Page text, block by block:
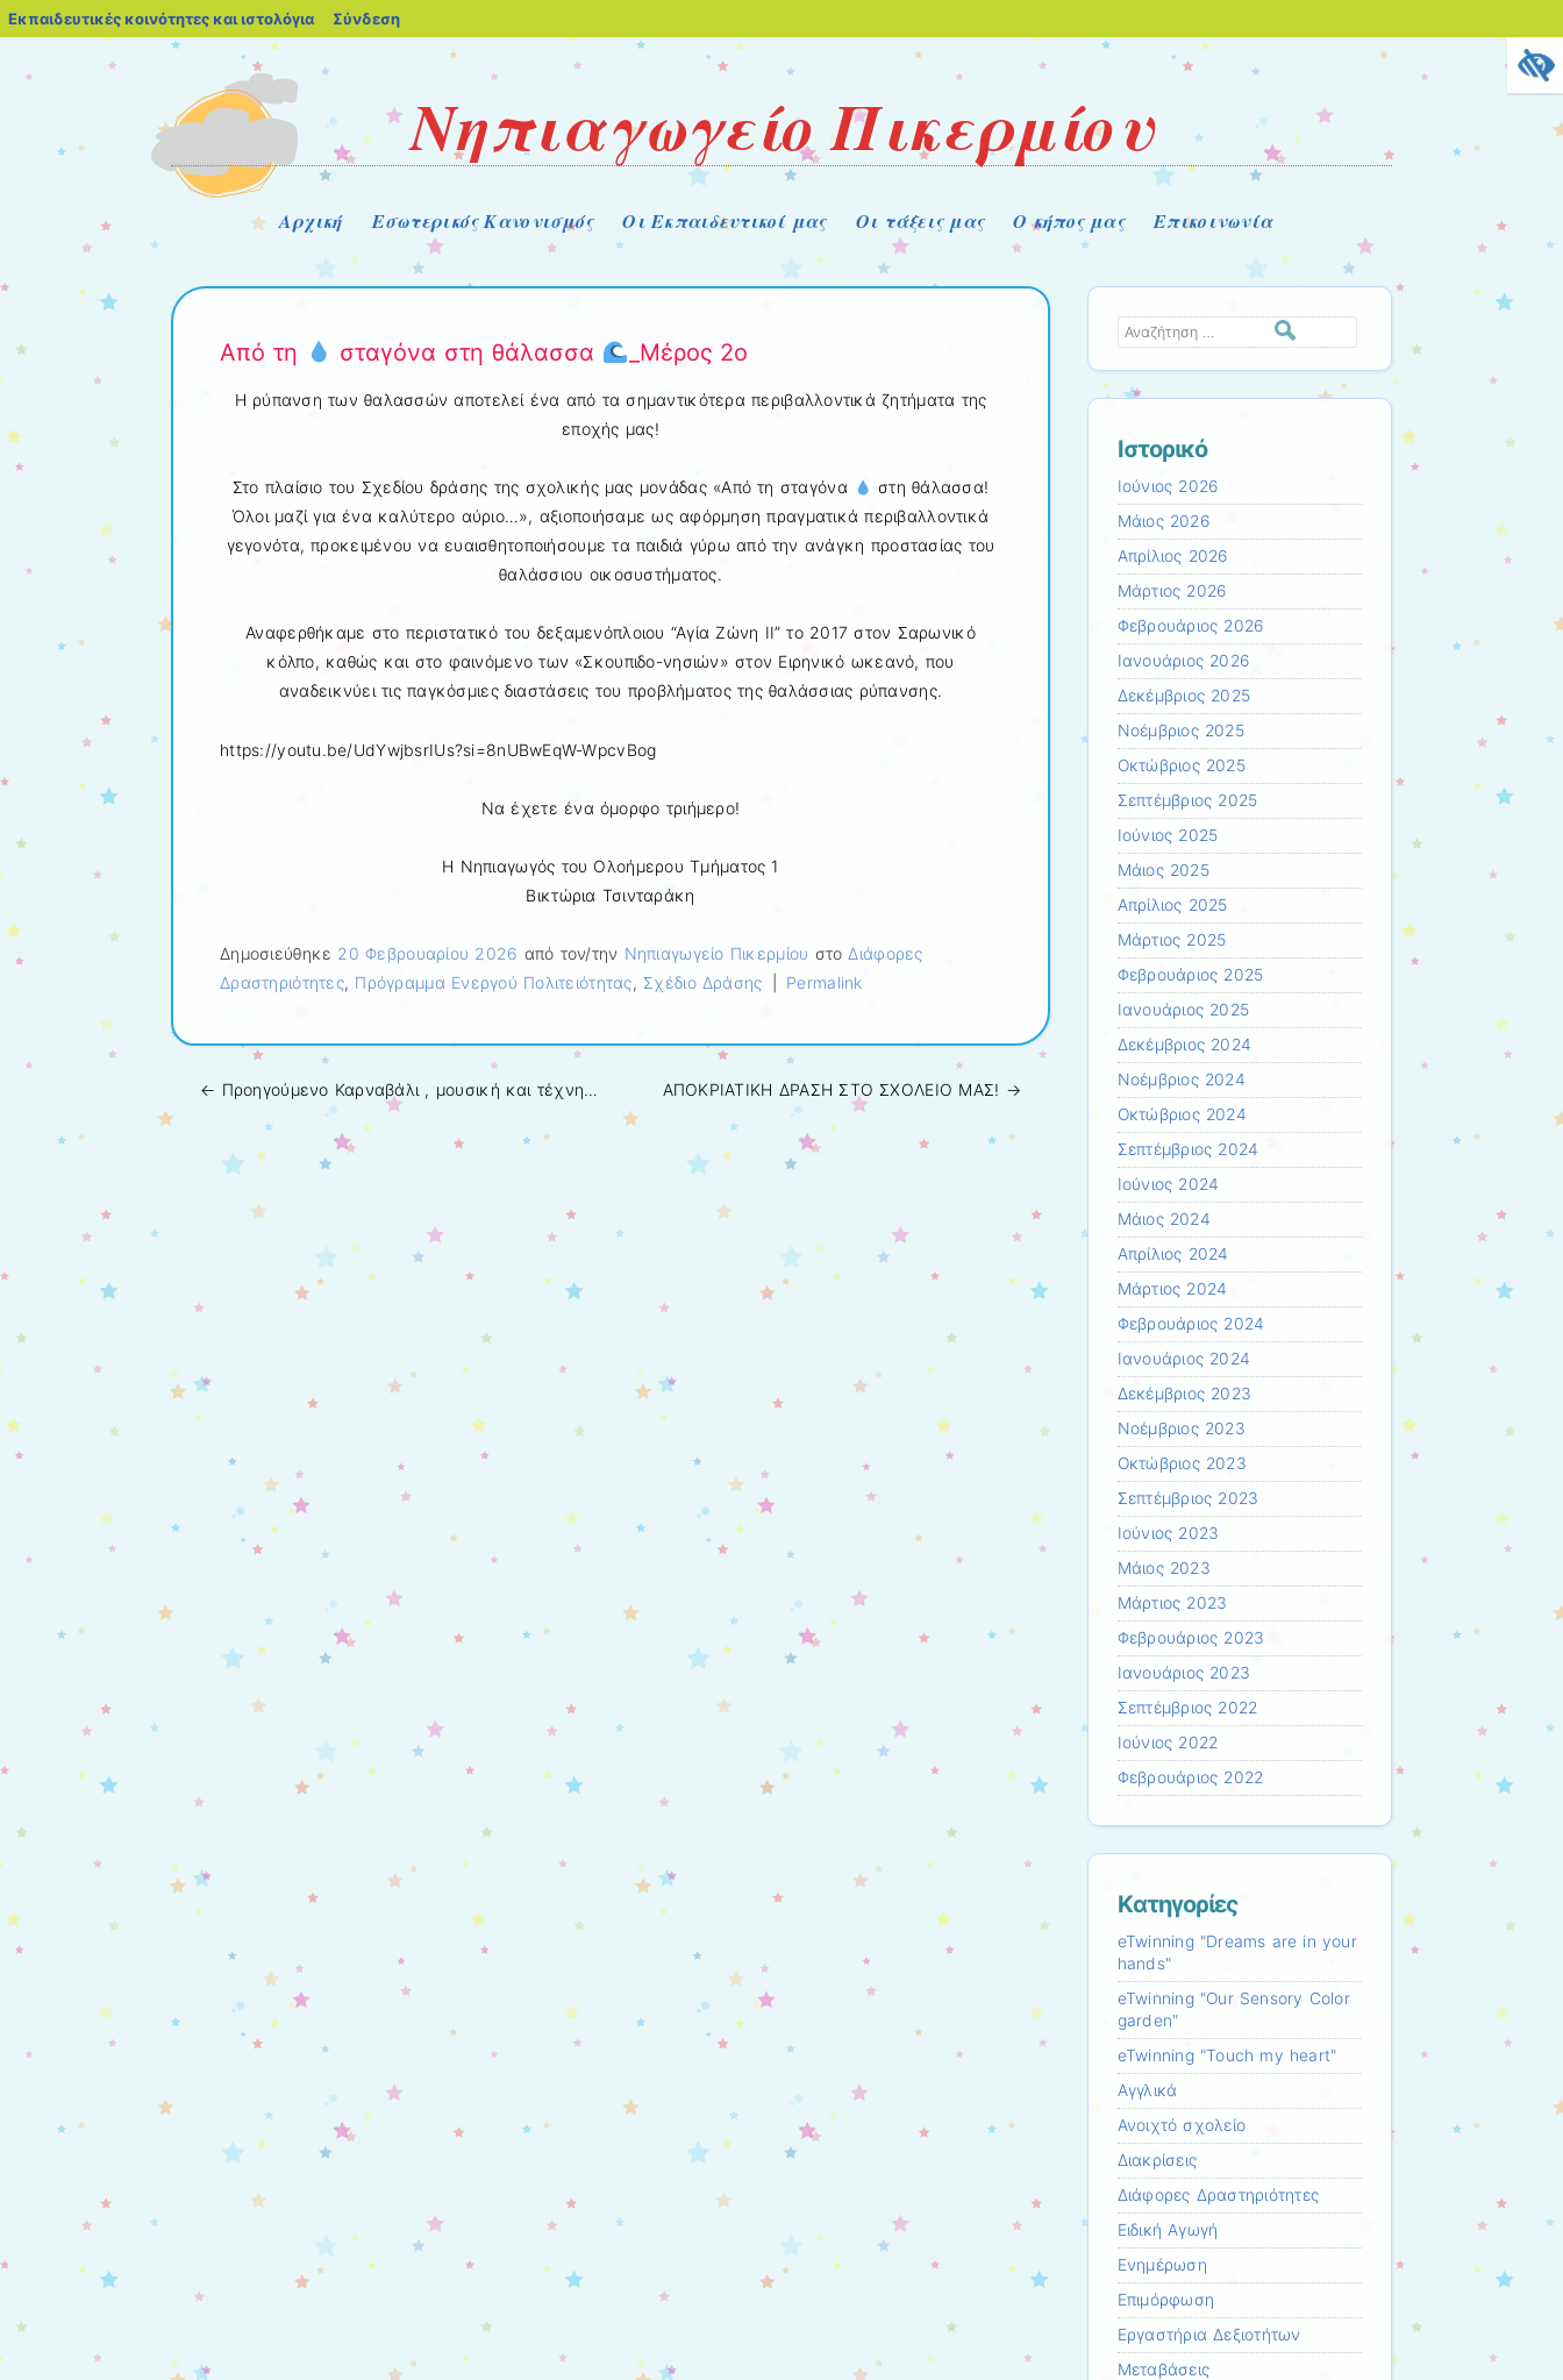
Εκπαιδευτικές κοινότητες και ιστολόγια blogs.sch.gr
Σύνδεση
Νηπιαγωγείο Πικερμίου
Μενού
Μετάβαση στο περιεχόμενο
Αρχική Εσωτερικός Κανονισμός Οι Εκπαιδευτικοί μας Οι τάξεις μας Ο κήπος μας Επικοινωνία
Από τη σταγόνα στη θάλασσα _Μέρος 2ο
Η ρύπανση των θαλασσών αποτελεί ένα από τα σημαντικότερα περιβαλλοντικά ζητήματα της
εποχής μας!
Στο πλαίσιο του Σχεδίου δράσης της σχολικής μας μονάδας «Από τη σταγόνα
στη θάλασσα!
Όλοι μαζί για ένα καλύτερο αύριο…», αξιοποιήσαμε ως αφόρμηση πραγματικά περιβαλλοντικά
γεγονότα, προκειμένου να ευαισθητοποιήσουμε τα παιδιά γύρω από την ανάγκη προστασίας του
θαλάσσιου οικοσυστήματος.
Αναφερθήκαμε στο περιστατικό του δεξαμενόπλοιου “Αγία Ζώνη II” το 2017 στον Σαρωνικό
κόλπο, καθώς και στο φαινόμενο των «Σκουπιδο-νησιών» στον Ειρηνικό ωκεανό, που
αναδεικνύει τις παγκόσμιες διαστάσεις του προβλήματος της θαλάσσιας ρύπανσης.
https://youtu.be/UdYwjbsrIUs?si=8nUBwEqW-WpcvBog
Να έχετε ένα όμορφο τριήμερο!
Η Νηπιαγωγός του Ολοήμερου Τμήματος 1
Βικτώρια Τσινταράκη
Δημοσιεύθηκε 20 Φεβρουαρίου 2026 από τον/την Νηπιαγωγείο Πικερμίου στο Διάφορες
Δραστηριότητες, Πρόγραμμα Ενεργού Πολιτειότητας, Σχέδιο Δράσης Permalink
Πλοήγηση άρθρων
← Προηγούμενo Καρναβάλι , μουσική και τέχνη… ΑΠΟΚΡΙΑΤΙΚΗ ΔΡΑΣΗ ΣΤΟ ΣΧΟΛΕΙΟ ΜΑΣ! →
Αναζήτηση
Ιστορικό
Ιούνιος 2026
Μάιος 2026
Απρίλιος 2026
Μάρτιος 2026
Φεβρουάριος 2026
Ιανουάριος 2026
Δεκέμβριος 2025
Νοέμβριος 2025
Οκτώβριος 2025
Σεπτέμβριος 2025
Ιούνιος 2025
Μάιος 2025
Απρίλιος 2025
Μάρτιος 2025
Φεβρουάριος 2025
Ιανουάριος 2025
Δεκέμβριος 2024
Νοέμβριος 2024
Οκτώβριος 2024
Σεπτέμβριος 2024
Ιούνιος 2024
Μάιος 2024
Απρίλιος 2024
Μάρτιος 2024
Φεβρουάριος 2024
Ιανουάριος 2024
Δεκέμβριος 2023
Νοέμβριος 2023
Οκτώβριος 2023
Σεπτέμβριος 2023
Ιούνιος 2023
Μάιος 2023
Μάρτιος 2023
Φεβρουάριος 2023
Ιανουάριος 2023
Σεπτέμβριος 2022
Ιούνιος 2022
Φεβρουάριος 2022
Kατηγορίες
eTwinning "Dreams are in your
hands"
eTwinning "Our Sensory Color
garden"
eTwinning "Touch my heart"
Αγγλικά
Ανοιχτό σχολείο
Διακρίσεις
Διάφορες Δραστηριότητες
Ειδική Αγωγή
Ενημέρωση
Επιμόρφωση
Εργαστήρια Δεξιοτήτων
Μεταβάσεις